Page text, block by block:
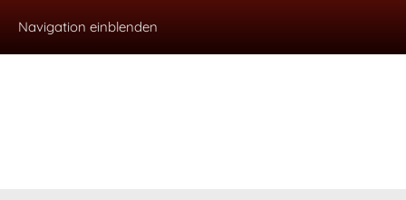
Navigation einblenden